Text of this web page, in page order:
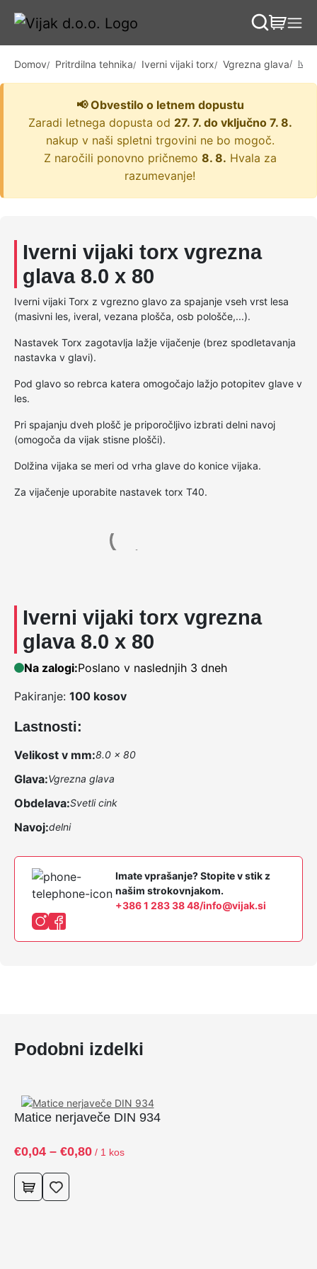
Domov Pritrdilna tehnika Iverni vijaki torx Vgrezna glava
📢 Obvestilo o letnem dopustu
Zaradi letnega dopusta od 27. 7. do vključno 7. 8.
nakup v naši spletni trgovini ne bo mogoč.
Z naročili ponovno pričnemo 8. 8. Hvala za
razumevanje!
Iverni vijaki torx vgrezna
glava 8.0 x 80
Iverni vijaki Torx z vgrezno glavo za spajanje vseh vrst lesa
(masivni les, iveral, vezana plošča, osb pološče,...).
Nastavek Torx zagotavlja lažje vijačenje (brez spodletavanja
nastavka v glavi).
Pod glavo so rebrca katera omogočajo lažjo potopitev glave v
les.
Pri spajanju dveh plošč je priporočljivo izbrati delni navoj
(omogoča da vijak stisne plošči).
Dolžina vijaka se meri od vrha glave do konice vijaka.
Za vijačenje uporabite nastavek torx T40.
Iverni vijaki torx vgrezna
glava 8.0 x 80
Na zalogi:Poslano v naslednjih 3 dneh
Pakiranje: 100 kosov
Lastnosti:
Velikost v mm:8.0 x 80
Glava:Vgrezna glava
Obdelava:Svetli cink
Navoj:delni
Imate vprašanje? Stopite v stik z
našim strokovnjakom.
+386 1 283 38 48/info@vijak.si
Podobni izdelki
Matice nerjaveče DIN 934
€0,04 – €0,80C/ 1 kos